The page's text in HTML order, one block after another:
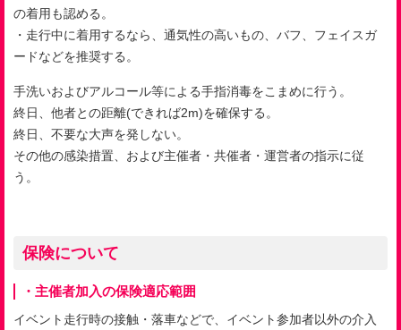
の着用も認める。
・走行中に着用するなら、通気性の高いもの、バフ、フェイスガ
ードなどを推奨する。
手洗いおよびアルコール等による手指消毒をこまめに行う。
終日、他者との距離(できれば2m)を確保する。
終日、不要な大声を発しない。
その他の感染措置、および主催者・共催者・運営者の指示に従
う。
保険について
・主催者加入の保険適応範囲
イベント走行時の接触・落車などで、イベント参加者以外の介入